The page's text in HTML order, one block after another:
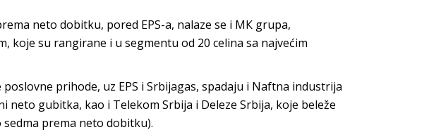
neto dobitku, pored EPS-a, nalaze se i MК grupa,
koje su rangirane i u segmentu od 20 celina sa najvećim
prihode, uz EPS i Srbijagas, spadaju i Naftna industrija
neto gubitka, kao i Telekom Srbija i Deleze Srbija, koje beleže
prema neto dobitku).